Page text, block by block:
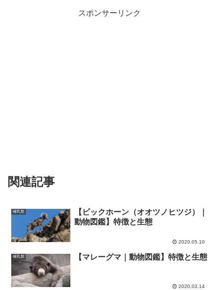
スポンサーリンク
関連記事
哺乳類
【ビックホーン（オオツノヒツジ）｜
動物図鑑】特徴と生態
2020.05.10
哺乳類 【マレーグマ｜動物図鑑】特徴と生態
2020.03.14